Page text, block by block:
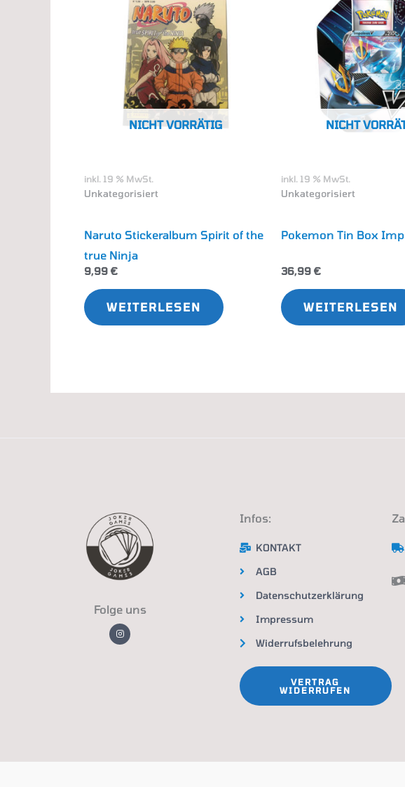
NICHT VORRÄTIG
inkl. 19 % MwSt.
Unkategorisiert
Naruto Stickeralbum Spirit of the
true Ninja
9,99 €
WEITERLESEN
NICHT
inkl. 19 % MwSt.
Unkategorisiert
Pokemon Tin Box
36,99 €
WEITERLESEN
Folge uns
I
n
s
Infos:
KONTAKT
AGB
Datenschutzerklärung
Impressum
Widerrufsbelehrung
VERTRAG
WIDERRUFEN